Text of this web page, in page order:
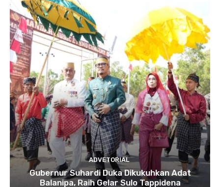
ADVETORIAL
Gubernur Suhardi Duka Dikukuhkan Adat
Balanipa, Raih Gelar Sulo Tappidena